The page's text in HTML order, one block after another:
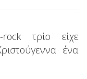
τρίο είχε
ένα